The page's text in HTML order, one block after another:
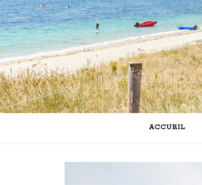
ACCUEIL